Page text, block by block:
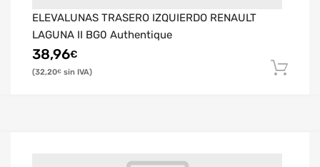
ELEVALUNAS TRASERO IZQUIERDO RENAULT
LAGUNA II BG0 Authentique
38,96€
32,20€